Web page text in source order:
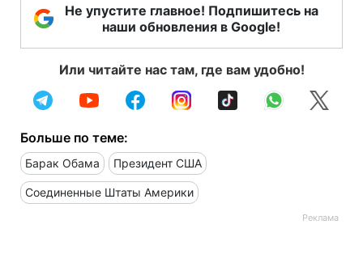
Не упустите главное! Подпишитесь на
наши обновления в Google!
Или читайте нас там, где вам удобно!
Больше по теме:
Барак Обама Президент США
Соединенные Штаты Америки